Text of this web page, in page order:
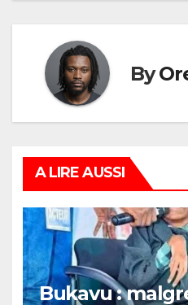
By
A LIRE AUSSI
Bukavu :